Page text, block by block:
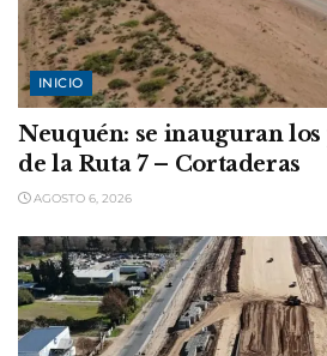
INICIO
Neuquén: se inauguran
de la Ruta 7 – Cortaderas
AGOSTO 6, 2026